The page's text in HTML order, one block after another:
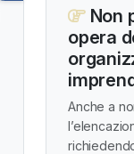
Non
opera
Anche a